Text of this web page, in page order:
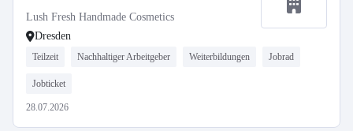
Lush Fresh Handmade Cosmetics
Dresden
Teilzeit Nachhaltiger Arbeitgeber Weiterbildungen Jobrad
Jobticket
28.07.2026